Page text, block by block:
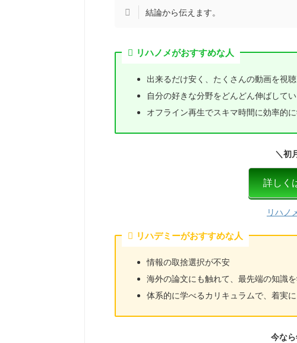
結論から伝えます。
リハノメがおすすめな人
出来るだけ安く、たくさんの動画を視
自分の好きな分野をどんどん伸ばして
オフライン再生でスキマ時間に効率的
＼初
詳しく
リハノ
リハデミーがおすすめな人
情報の取捨選択が不安
海外の論文にも触れて、最先端の知識
体系的に学べるカリキュラムで、着実
今な